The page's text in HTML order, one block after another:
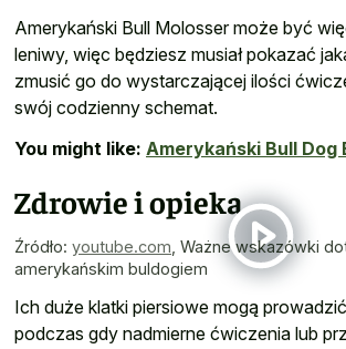
Amerykański Bull Molosser może być
leniwy, więc będziesz musiał pokazać
zmusić go do wystarczającej ilości
swój codzienny schemat.
You might like: Amerykański Bull Dog
Zdrowie i opieka
Źródło: youtube.com Ważne wskazówki
amerykańskim buldogiem
Ich duże klatki piersiowe mogą
podczas gdy nadmierne ćwiczenia lub